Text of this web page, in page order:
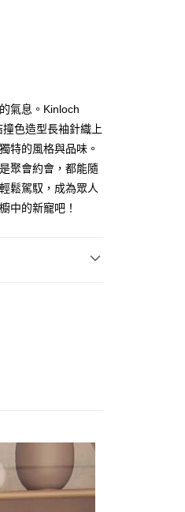
氣息。Kinloch
色造型長袖針織上
特的風格與品味。
聚會約會，都能隨
鬆駕馭，成為眾人
中的新寵吧！